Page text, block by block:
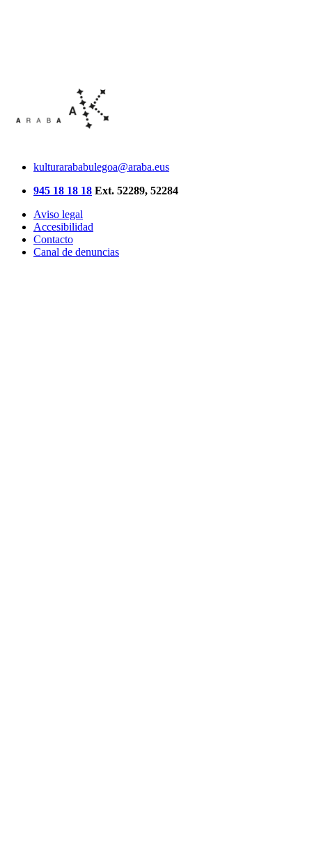
kulturarababulegoa@araba.eus
945 18 18 18 Ext. 52289, 52284
Aviso legal
Accesibilidad
Contacto
Canal de denuncias